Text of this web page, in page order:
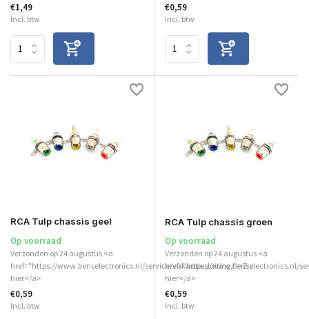
€1,49
Incl. btw
€0,59
Incl. btw
RCA Tulp chassis geel
Op voorraad
Verzonden op 24 augustus <a
href="https://www.benselectronics.nl/service/vakantiesluiting/">Zie
hier</a>
€0,59
Incl. btw
RCA Tulp chassis groen
Op voorraad
Verzonden op 24 augustus <a
href="https://www.benselectronics.nl/
hier</a>
€0,59
Incl. btw